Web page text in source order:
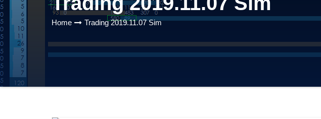
Home Trading 2019.11.07 Sim